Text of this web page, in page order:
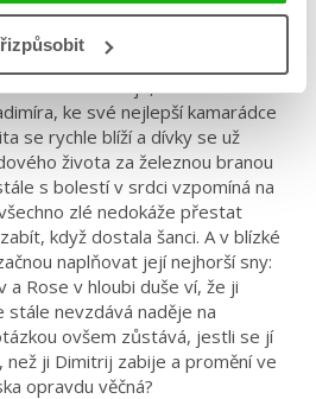
šanci, aby se rozhodla. Její volba
a strastiplné cestě na Sibiř,
ke své nejlepší kamarádce
se rychle blíží a dívky se už
života za železnou branou
s bolestí v srdci vzpomíná na
zlé nedokáže přestat
když dostala šanci. A v blízké
naplňovat její nejhorší sny:
a Rose v hloubi duše ví, že ji
nevzdává naděje na
ovšem zůstává, jestli se jí
ji Dimitrij zabije a promění ve
opravdu věčná?